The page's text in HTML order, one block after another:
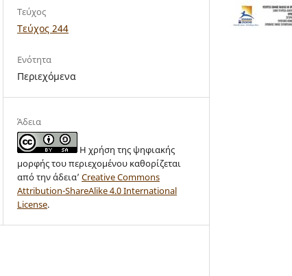
Τεύχος
Τεύχος 244
Ενότητα
Περιεχόμενα
Άδεια
Η χρήση της ψηφιακής
μορφής του περιεχομένου καθορίζεται
από την άδεια’Creative Commons
Attribution-ShareAlike 4.0 International
License.